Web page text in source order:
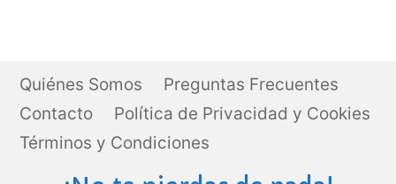
Quiénes Somos
Preguntas Frecuentes
Contacto
Política de Privacidad y Cookies
Términos y Condiciones